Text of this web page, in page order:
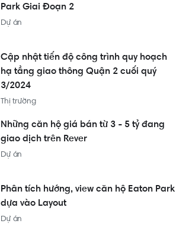
Park Giai Đoạn 2
Dự án
Cập nhật tiến độ công trình quy hoạch
hạ tầng giao thông Quận 2 cuối quý
3/2024
Thị trường
Những căn hộ giá bán từ 3 - 5 tỷ đang
giao dịch trên Rever
Dự án
Phân tích hướng, view căn hộ Eaton Park
dựa vào Layout
Dự án